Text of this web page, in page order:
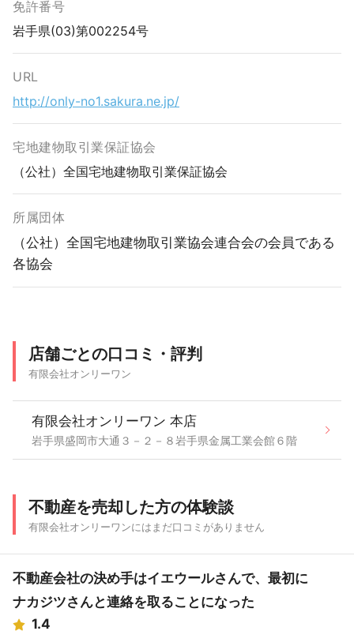
免許番号
岩手県(03)第002254号
URL
http://only-no1.sakura.ne.jp/
宅地建物取引業保証協会
（公社）全国宅地建物取引業保証協会
所属団体
（公社）全国宅地建物取引業協会連合会の会員である
各協会
店舗ごとの口コミ・評判
有限会社オンリーワン
有限会社オンリーワン 本店
岩手県盛岡市大通３－２－８岩手県金属工業会館６階
不動産を売却した方の体験談
有限会社オンリーワンにはまだ口コミがありません
不動産会社の決め手はイエウールさんで、最初に
ナカジツさんと連絡を取ることになった
1.4